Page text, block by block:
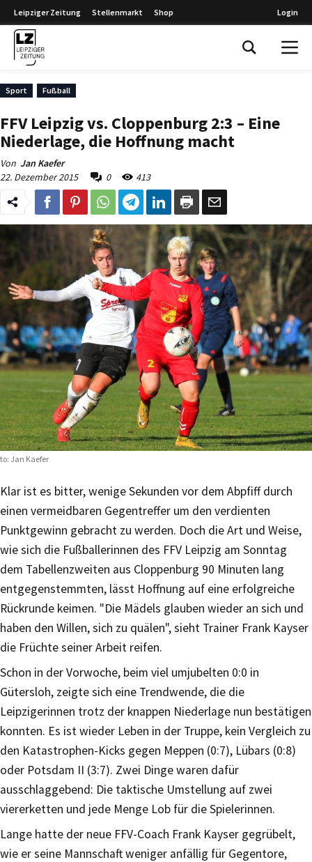
Leipziger Zeitung Stellenmarkt Shop Login
Sport Fußball
FFV Leipzig vs. Cloppenburg 2:3 – Eine
Niederlage, die Hoffnung macht
Von Jan Kaefer
22. Dezember 2015
0 413
Jan Kaefer
Klar ist es bitter, wenige Sekunden vor dem Abpfiff durch
einen vermeidbaren Gegentreffer um den verdienten
Punktgewinn gebracht zu werden. Doch die Art und Weise,
wie sich die Fußballerinnen des FFV Leipzig am Sonntag
dem Tabellenzweiten aus Cloppenburg 90 Minuten lang
entgegenstemmten, lässt Hoffnung auf eine erfolgreiche
Rückrunde keimen. "Die Mädels glauben wieder an sich und
haben den Willen, sich zu quälen", sieht Trainer Frank Kayser
die Früchte seiner Arbeit reifen.
Schon in der Vorwoche, beim viel umjubelten 0:0 in
Gütersloh, zeigte sich eine Trendwende, die die
Leipzigerinnen trotz der knappen Niederlage nun bestätigen
konnten. Es ist wieder Leben in der Truppe, kein Vergleich zu
den Katastrophen-Kicks gegen Meppen (0:7), Lübars (0:8)
oder Potsdam II (3:7). Zwei Dinge waren dafür
ausschlaggebend: Die taktische Umstellung auf zwei
viererketten und jede Menge Lob für die Spielerinnen.
Lange hatte der neue FFV-Coach Frank Kayser gegrübelt,
wie er seine Mannschaft weniger anfällig für Gegentore,